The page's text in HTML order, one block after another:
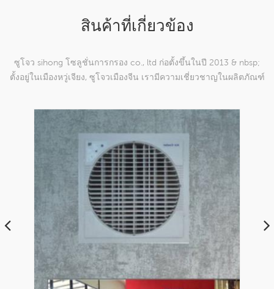
สินค้าที่เกี่ยวข้อง
ซูโจว sihong โซลูชั่นการกรอง co., ltd ก่อตั้งขึ้นในปี 2013 & nbsp;
ตั้งอยู่ในเมืองหวู่เจียง, ซูโจวเมืองจีน เรามีความเชี่ยวชาญในผลิตภัณฑ์